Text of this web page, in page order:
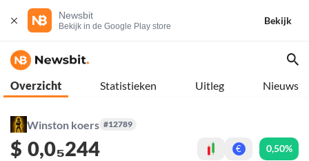
Newsbit
Bekijk in de Google Play store
Bekijk
Overzicht Statistieken Uitleg Nieuws
Winston koers #12789
$ 0,0₅244 € 0,50%